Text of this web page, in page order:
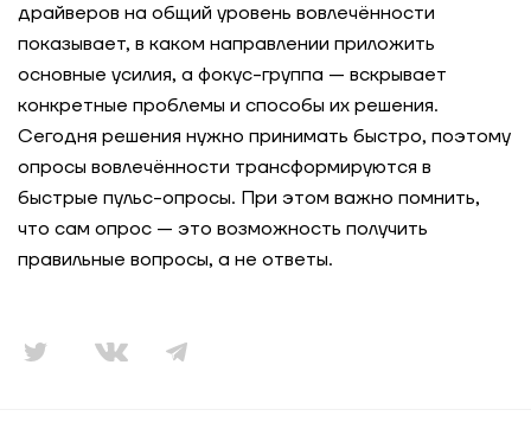
драйверов на общий уровень вовлечённости
показывает, в каком направлении приложить
основные усилия, а фокус-группа — вскрывает
конкретные проблемы и способы их решения.
Сегодня решения нужно принимать быстро, поэтому
опросы вовлечённости трансформируются в
быстрые пульс-опросы. При этом важно помнить,
что сам опрос — это возможность получить
правильные вопросы, а не ответы.